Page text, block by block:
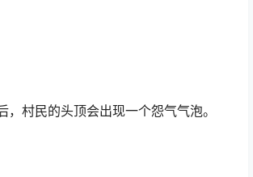
，村民的头顶会出现一个怨气气泡。